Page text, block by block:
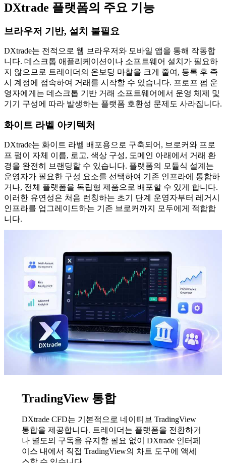
DXtrade 플랫폼의 주요 기능
브라우저 기반, 설치 불필요
DXtrade는 전적으로 웹 브라우저와 모바일 앱을 통해 작동합
니다. 데스크톱 애플리케이션이나 소프트웨어 설치가 필요하
지 않으므로 트레이더의 온보딩 마찰을 크게 줄여, 등록 후 즉
시 계정에 접속하여 거래를 시작할 수 있습니다. 프로프 펌 운
영자에게는 데스크톱 기반 거래 소프트웨어에서 운영 체제 및
기기 구성에 따라 발생하는 플랫폼 호환성 문제도 사라집니다.
화이트 라벨 아키텍처
DXtrade는 화이트 라벨 배포용으로 구축되어, 브로커와 프로
프 펌이 자체 이름, 로고, 색상 구성, 도메인 아래에서 거래 환
경을 완전히 브랜딩할 수 있습니다. 플랫폼의 모듈식 설계는
운영자가 필요한 구성 요소를 선택하여 기존 인프라에 통합하
거나, 전체 플랫폼을 독립형 제품으로 배포할 수 있게 합니다.
이러한 유연성은 처음 런칭하는 초기 단계 운영자부터 레거시
인프라를 업그레이드하는 기존 브로커까지 모두에게 적합합
니다.
TradingView 통합
DXtrade CFD는 기본적으로 네이티브 TradingView
통합을 제공합니다. 트레이더는 플랫폼을 전환하거
나 별도의 구독을 유지할 필요 없이 DXtrade 인터페
이스 내에서 직접 TradingView의 차트 도구에 액세